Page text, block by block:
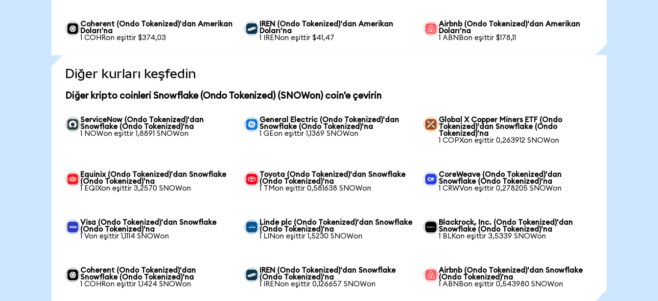
Coherent (Ondo Tokenized)'dan Amerikan
Doları'na
1 COHRon eşittir $374,03
IREN (Ondo Tokenized)'dan Amerikan
Doları'na
1 IRENon eşittir $41,47
Airbnb (Ondo Tokenized)'dan Amerikan
Doları'na
1 ABNBon eşittir $178,11
Diğer kurları keşfedin
Diğer kripto coinleri Snowflake (Ondo Tokenized) (SNOWon) coin'e çevirin
ServiceNow (Ondo Tokenized)'dan
Snowflake (Ondo Tokenized)'na
1 NOWon eşittir 1,8891 SNOWon
General Electric (Ondo Tokenized)'dan
Snowflake (Ondo Tokenized)'na
1 GEon eşittir 1,1369 SNOWon
Global X Copper Miners ETF (Ondo
Tokenized)'dan Snowflake (Ondo
Tokenized)'na
1 COPXon eşittir 0,263912 SNOWon
Equinix (Ondo Tokenized)'dan Snowflake
(Ondo Tokenized)'na
1 EQIXon eşittir 3,2570 SNOWon
Toyota (Ondo Tokenized)'dan Snowflake
(Ondo Tokenized)'na
1 TMon eşittir 0,581638 SNOWon
CoreWeave (Ondo Tokenized)'dan
Snowflake (Ondo Tokenized)'na
1 CRWVon eşittir 0,278205 SNOWon
Visa (Ondo Tokenized)'dan Snowflake
(Ondo Tokenized)'na
1 Von eşittir 1,1114 SNOWon
Linde plc (Ondo Tokenized)'dan Snowflake
(Ondo Tokenized)'na
1 LINon eşittir 1,5230 SNOWon
Blackrock, Inc. (Ondo Tokenized)'dan
Snowflake (Ondo Tokenized)'na
1 BLKon eşittir 3,5339 SNOWon
Coherent (Ondo Tokenized)'dan
Snowflake (Ondo Tokenized)'na
1 COHRon eşittir 1,1424 SNOWon
IREN (Ondo Tokenized)'dan Snowflake
(Ondo Tokenized)'na
1 IRENon eşittir 0,126657 SNOWon
Airbnb (Ondo Tokenized)'dan Snowflake
(Ondo Tokenized)'na
1 ABNBon eşittir 0,543980 SNOWon